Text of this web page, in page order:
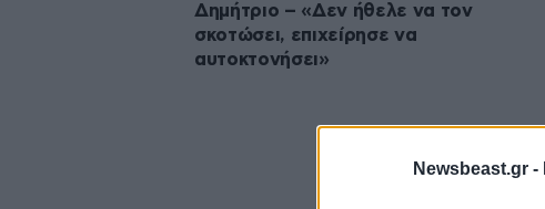
Newsbeast.gr -
Δημήτριο – «Δεν ήθελε να τον
σκοτώσει, επιχείρησε να
αυτοκτονήσει»